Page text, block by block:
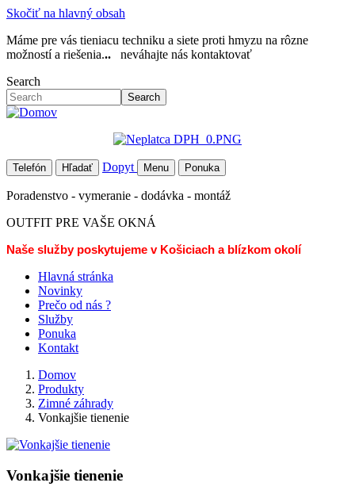
Skočiť na hlavný obsah
Máme pre vás tieniacu techniku a siete proti hmyzu na rôzne
možností a riešenia...
neváhajte nás kontaktovať
Search
Search
Telefón Hľadať Dopyt Menu Ponuka
Poradenstvo - vymeranie - dodávka - montáž
OUTFIT PRE VAŠE OKNÁ
Naše služby poskytujeme v Košiciach a blízkom okolí
Hlavná stránka
Novinky
Prečo od nás ?
Služby
Ponuka
Kontakt
Domov
Produkty
Zimné záhrady
Vonkajšie tienenie
Vonkajšie tienenie